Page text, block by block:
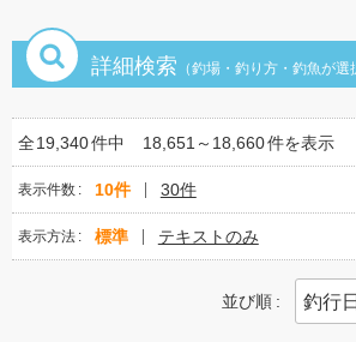
詳細検索 （釣場・釣り方・釣魚が選
全19,340件中 18,651～18,660件を表示
表示件数 10件 30件
表示方法 標準 テキストのみ
並び順